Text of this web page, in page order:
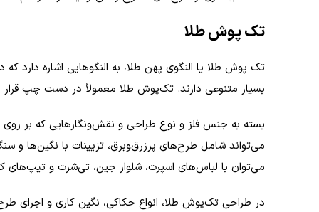
تک پوش طلا
تک‌ پوش طلا یا النگوی پهن طلا، به النگوهایی اشاره
بسیار متنوعی دارند. تک‌پوش طلا معمولاً در دست چپ
بسته به جنس فلز و نوع طراحی و نقش‌ونگارهایی که بر روی
می‌تواند شامل طرح‌های پرزرق‌وبرق، تزیینات با نگین‌ها و
می‌توان با لباس‌های اسپرت، شلوار جین، تی‌شرت و تیپ‌های
در طراحی تک‌پوش طلا، انواع حکاکی، نگین کاری و اجرای